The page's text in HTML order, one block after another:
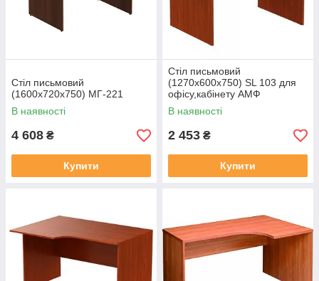
Стіл письмовий
(1600х720х750) МГ-221
В наявності
4 608 ₴
Купити
Стіл письмовий
(1270х600х750) SL 103 для
офісу,кабінету АМФ
В наявності
2 453 ₴
Купити